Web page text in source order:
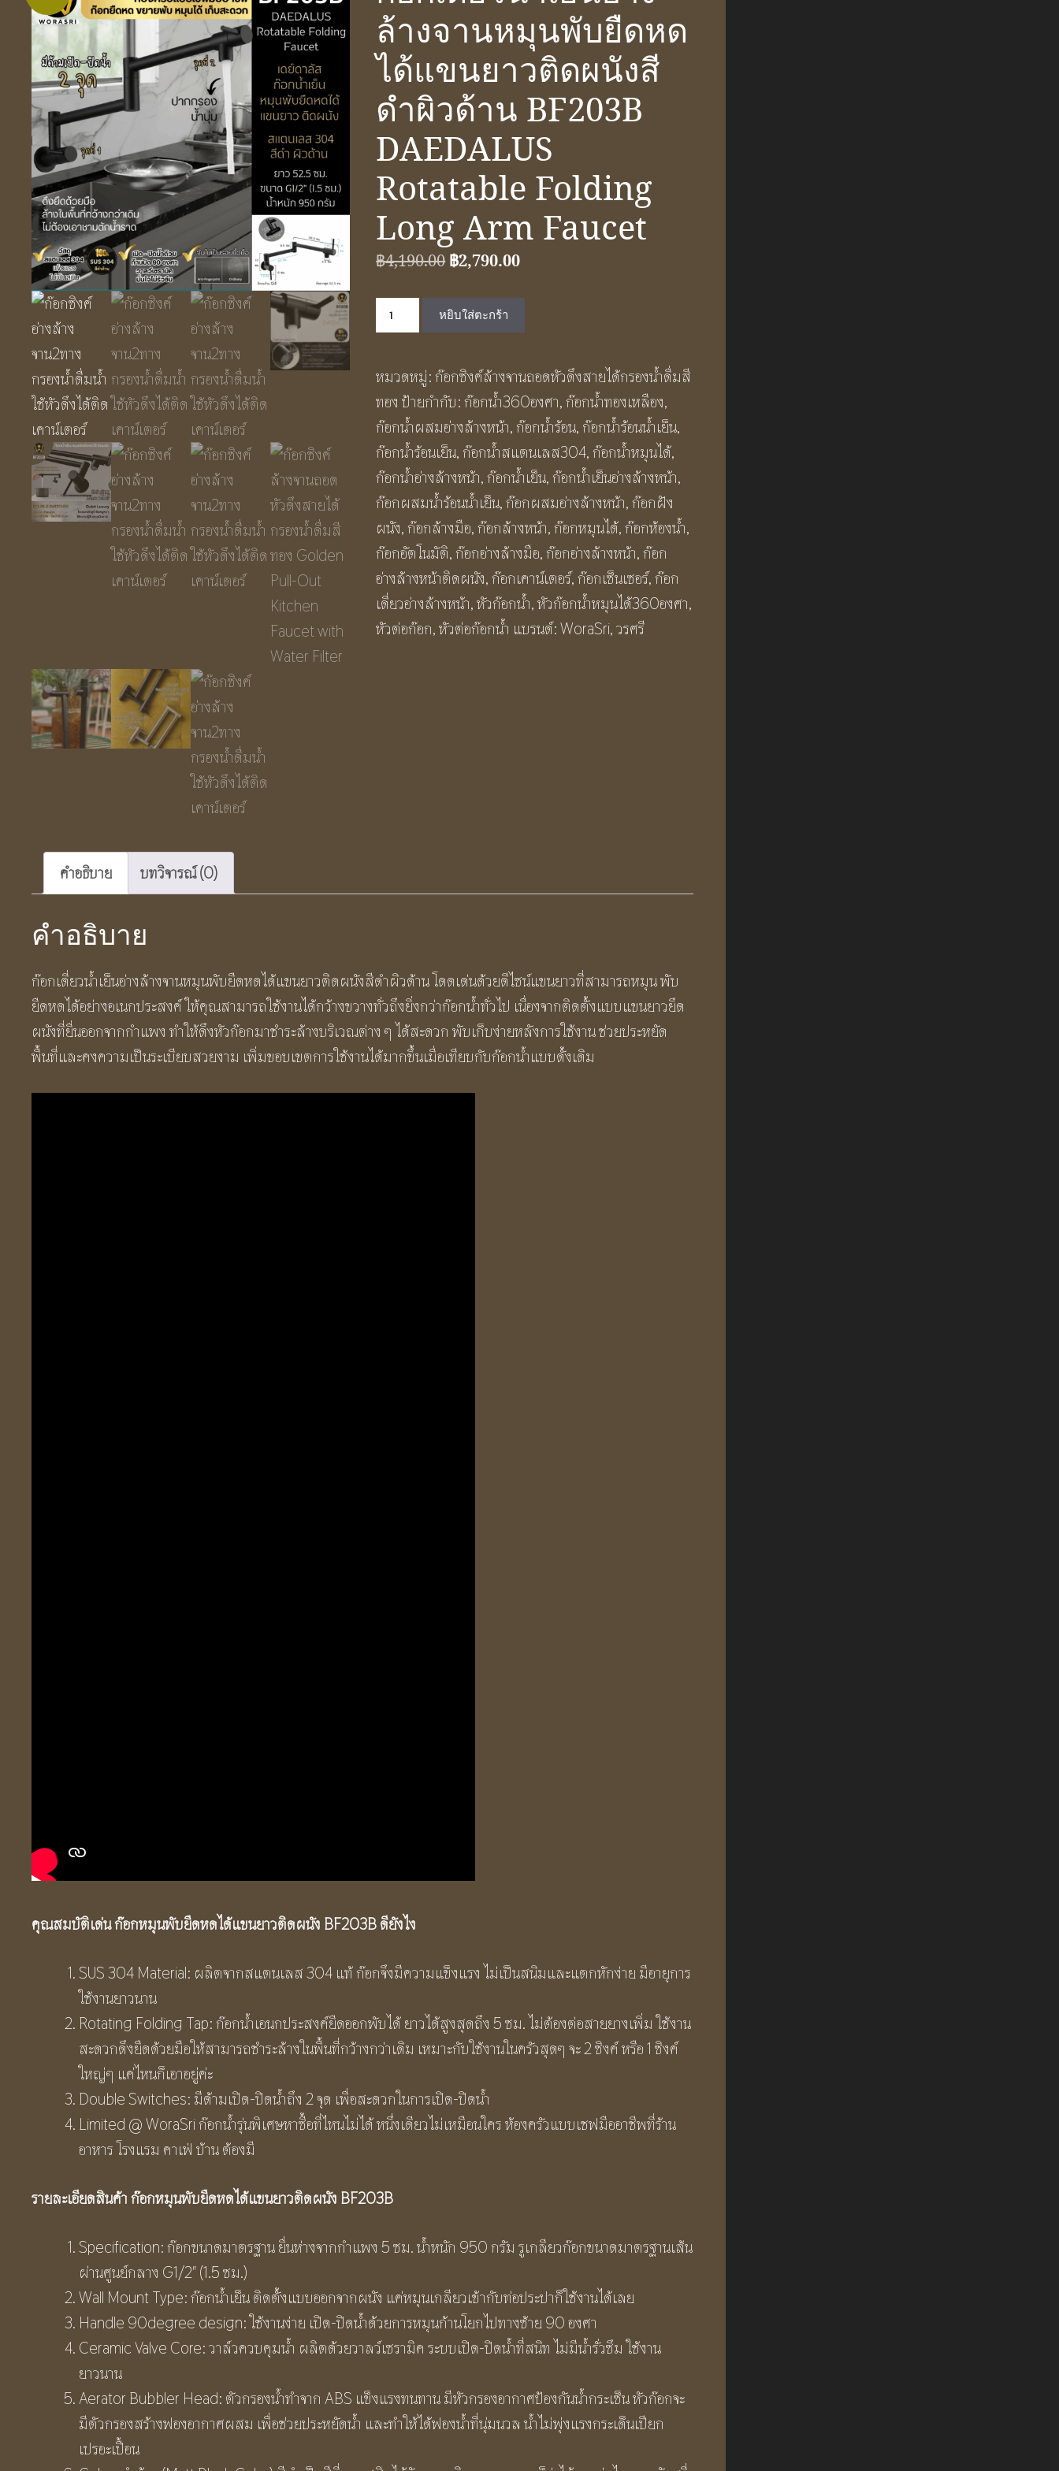
ล้างจานหมุนพับยืดหด
ได้แขนยาวติดผนังสี
ดำผิวด้าน BF203B
DAEDALUS
Rotatable Folding
Long Arm Faucet
฿4,190.00Original
was:
฿4,190.00.
฿2,790.00Current
฿2,790.00.
จำนวน
ก๊อก
น้ำ
เย็น
อ่าง
ล้าง
จาน
หมุน
พับ
ยืด
หด
ได้
แขน
Rotatable
Faucet
ชิ้น
หยิบใส่ตะกร้า
หมวดหมู่:ก๊อกซิงค์ล้างจานถอดหัวดึงสายได้กรองน้ำดื่มสี
ทอง ป้ายกำกับ:ก๊อกน้ำ360องศา,ก๊อกน้ำทองเหลือง,
ก๊อกน้ำผสมอ่างล้างหน้า,ก๊อกน้ำร้อน,ก๊อกน้ำร้อนน้ำเย็น,
ก๊อกน้ำร้อนเย็น,ก๊อกน้ำสแตนเลส304,ก๊อกน้ำหมุนได้,
ก๊อกน้ำอ่างล้างหน้า,ก๊อกน้ำเย็น,ก๊อกน้ำเย็นอ่างล้างหน้า,
ก๊อกผสมน้ำร้อนน้ำเย็น,ก๊อกผสมอ่างล้างหน้า,ก๊อกฝัง
ผนัง,ก๊อกล้างมือ,ก๊อกล้างหน้า,ก๊อกหมุนได้,ก๊อกห้องน้ำ,
ก๊อกอัตโนมัติ,ก๊อกอ่างล้างมือ,ก๊อกอ่างล้างหน้า,ก๊อก
อ่างล้างหน้าติดผนัง,ก๊อกเคาน์เตอร์,ก๊อกเซ็นเซอร์,ก๊อก
เดี่ยวอ่างล้างหน้า,หัวก๊อกน้ำ,หัวก๊อกน้ำหมุนได้360องศา,
หัวต่อก๊อก,หัวต่อก๊อกน้ำ แบรนด์:WoraSri,วรศรี
คำอธิบาย บทวิจารณ์ (0)
คำอธิบาย
ก๊อกเดี่ยวน้ำเย็นอ่างล้างจานหมุนพับยืดหดได้แขนยาวติดผนังสีดำผิวด้าน โดดเด่นด้วยดีไซน์แขนยาวที่สามารถหมุน พับ
ยืดหดได้อย่างอเนกประสงค์ ให้คุณสามารถใช้งานได้กว้างขวางทั่วถึงยิ่งกว่าก๊อกน้ำทั่วไป เนื่องจากติดตั้งแบบแขนยาวยึด
ผนังที่ยื่นออกจากกำแพง ทำให้ดึงหัวก๊อกมาชำระล้างบริเวณต่าง ๆ ได้สะดวก พับเก็บง่ายหลังการใช้งาน ช่วยประหยัด
พื้นที่และคงความเป็นระเบียบสวยงาม เพิ่มขอบเขตการใช้งานได้มากขึ้นเมื่อเทียบกับก๊อกน้ำแบบดั้งเดิม
คุณสมบัติเด่น ก๊อกหมุนพับยืดหดได้แขนยาวติดผนัง BF203Bดียังไง
SUS 304 Material: ผลิตจากสแตนเลส 304 แท้ ก๊อกจึงมีความแข็งแรง ไม่เป็นสนิมและแตกหักง่าย มีอายุการ
ใช้งานยาวนาน
Rotating Folding Tap: ก๊อกน้ำเอนกประสงค์ยืดออกพับได้ ยาวได้สูงสุดถึง 5 ซม. ไม่ต้องต่อสายยางเพิ่ม ใช้งาน
สะดวกดึงยืดด้วยมือให้สามารถชำระล้างในพื้นที่กว้างกว่าเดิม เหมาะกับใช้งานในครัวสุดๆ จะ 2 ซิงค์ หรือ 1 ซิงค์
ใหญ่ๆ แค่ไหนก็เอาอยู่ค่ะ
Double Switches: มีด้ามเปิด-ปิดน้ำถึง 2 จุด เพื่อสะดวกในการเปิด-ปิดน้ำ
Limited @ WoraSri ก๊อกน้ำรุ่นพิเศษหาซื้อที่ไหนไม่ได้ หนึ่งเดียวไม่เหมือนใคร ห้องครัวแบบเชฟมืออาชีพที่ร้าน
อาหาร โรงแรม คาเฟ่ บ้าน ต้องมี
รายละเอียดสินค้า ก๊อกหมุนพับยืดหดได้แขนยาวติดผนัง BF203B
Specification: ก๊อกขนาดมาตรฐาน ยื่นห่างจากกำแพง 5 ซม. น้ำหนัก 950 กรัม รูเกลียวก๊อกขนาดมาตรฐานเส้น
ผ่านศูนย์กลาง G1/2″ (1.5 ซม.)
Wall Mount Type: ก๊อกน้ำเย็น ติดตั้งแบบออกจากผนัง แค่หมุนเกลียวเข้ากับท่อประปาก็ใช้งานได้เลย
Handle 90degree design: ใช้งานง่าย เปิด-ปิดน้ำด้วยการหมุนก้านโยกไปทางซ้าย 90 องศา
Ceramic Valve Core: วาล์วควบคุมน้ำ ผลิตด้วยวาลว์เซรามิค ระบบเปิด-ปิดน้ำที่สนิท ไม่มีน้ำรั่วซึม ใช้งาน
ยาวนาน
Aerator Bubbler Head: ตัวกรองน้ำทำจาก ABS แข็งแรงทนทาน มีหัวกรองอากาศป้องกันน้ำกระเซ็น หัวก๊อกจะ
มีตัวกรองสร้างฟองอากาศผสม เพื่อช่วยประหยัดน้ำ และทำให้ได้ฟองน้ำที่นุ่มนวล น้ำไม่พุ่งแรงกระเด็นเปียก
เปรอะเปื้อน